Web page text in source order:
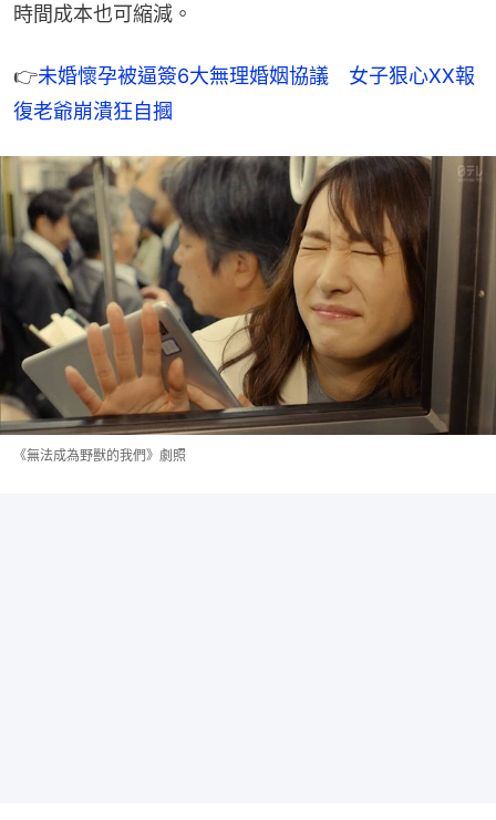
時間成本也可縮減。
👉未婚懷孕被逼簽6大無理婚姻協議　女子狠心XX報
復老爺崩潰狂自摑
《無法成為野獸的我們》劇照